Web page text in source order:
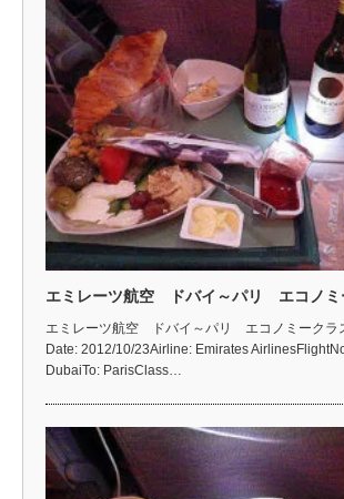
エミレーツ航空 ドバイ～パリ エコノミ
エミレーツ航空 ドバイ～パリ エコノミークラ
Date: 2012/10/23Airline: Emirates
DubaiTo: ParisClass…